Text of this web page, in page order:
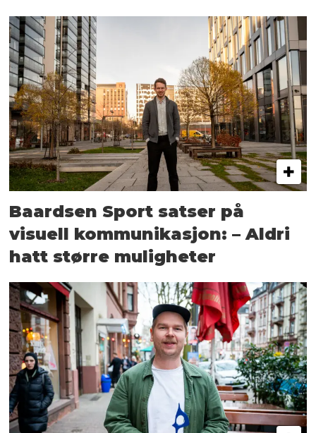
Baardsen Sport satser på
visuell kommunikasjon: – Aldri
hatt større muligheter